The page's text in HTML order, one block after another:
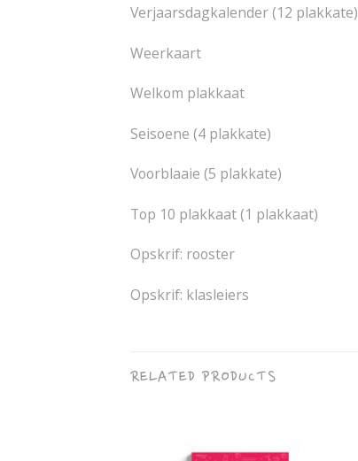
Verjaarsdagkalender (12 plakkate)
Weerkaart
Welkom plakkaat
Seisoene (4 plakkate)
Voorblaaie (5 plakkate)
Top 10 plakkaat (1 plakkaat)
Opskrif: rooster
Opskrif: klasleiers
RELATED PRODUCTS